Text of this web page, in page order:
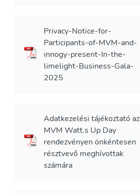
Privacy-Notice-for-
Participants-of-MVM-and-
innogy-present-In-the-
limelight-Business-Gala-
2025
Adatkezelési tájékoztató az
MVM Watt.s Up Day
rendezvényen önkéntesen
résztvevő meghívottak
számára